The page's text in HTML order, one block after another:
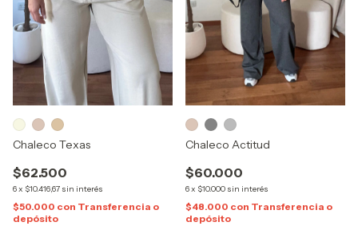
Chaleco Texas
$62.500
6x $10.416,67 sin interés
$50.000 con Transferencia o
depósito
Chaleco Actitud
$60.000
6x $10.000 sin interés
$48.000 con Transferencia o
depósito